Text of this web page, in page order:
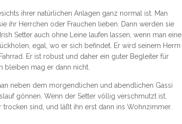
ihrer natürlichen Anlagen ganz normal ist. Man
ihr Herrchen oder Frauchen lieben. Dann werden sie
Setter auch ohne Leine laufen lassen, wenn man eine
egal, wo er sich befindet. Er wird seinem Herrn
Er ist robust und daher ein guter Begleiter für
bleiben mag er dann nicht.
neben dem morgendlichen und abendlichen Gassi
gönnen. Wenn der Setter völlig verschmutzt ist,
sind, und läßt ihn erst dann ins Wohnzimmer.